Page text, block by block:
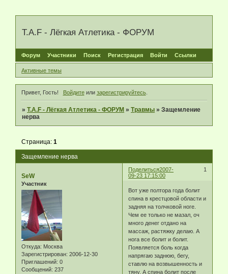
T.A.F - Лёгкая Атлетика - ФОРУМ
Форум Участники Поиск Регистрация Войти Ссылки
Активные темы
Привет, Гость! Войдитеили зарегистрируйтесь.
»T.A.F - Лёгкая Атлетика - ФОРУМ »Травмы »Защемление
нерва
Защемление нерва
Страница:1
Поделиться 1
2007-
09-23 17:15:00
SeW
Участник
Откуда: Москва
Зарегистрирован: 2006-12-30
Приглашений: 0
Сообщений: 237
Вот уже полтора года болит
спина в крестцовой области и
задняя на толчковой ноге.
Чем ее только не мазал, оч
много денег отдано на
массаж, растяжку делаю. А
нога все болит и болит.
Появляется боль когда
напрягаю заднюю, бегу,
ставлю на возвышенность и
тяну. А спина болит после